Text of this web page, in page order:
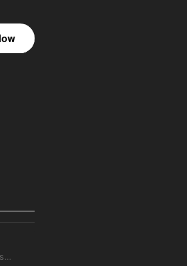
@HolosDiscover@discover.holos.social